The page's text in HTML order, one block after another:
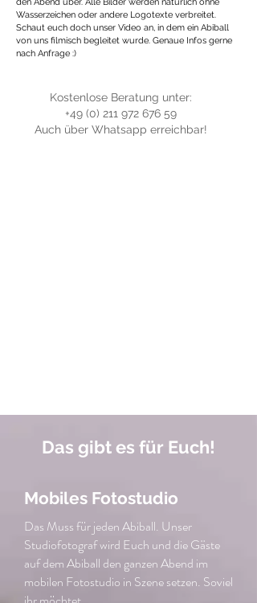
Wasserzeichen oder andere Logotexte verbreitet.
Schaut euch doch unser Video an, in dem ein Abiball
von uns filmisch begleitet wurde. Genaue Infos gerne
nach Anfrage :)
Kostenlose Beratung unter:
+49 (0) 211 972 676 59
Auch über Whatsapp erreichbar!
Das gibt es für Euch!
Mobiles Fotostudio
Das Muss für jeden Abiball. Unser
Studiofotograf wird Euch und die Gäste
auf dem Abiball den ganzen Abend im
mobilen Fotostudio in Szene setzen. Soviel